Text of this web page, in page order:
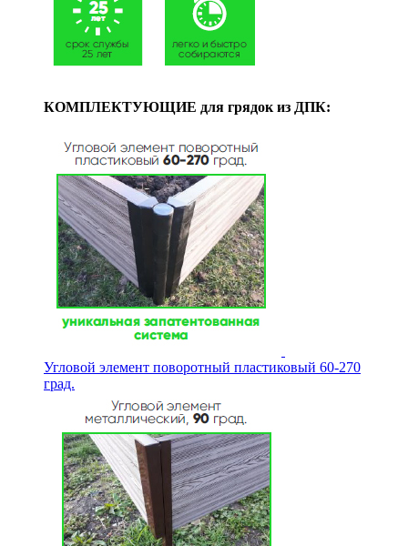
КОМПЛЕКТУЮЩИЕ для грядок из ДПК:
Угловой элемент поворотный пластиковый 60-270
град.